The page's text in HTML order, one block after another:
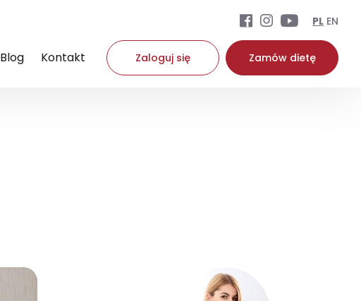
PL EN
Blog Kontakt Zaloguj się Zamów dietę